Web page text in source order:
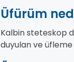
Üfürüm
Kalbin steteskop
duyulan ve üfleme